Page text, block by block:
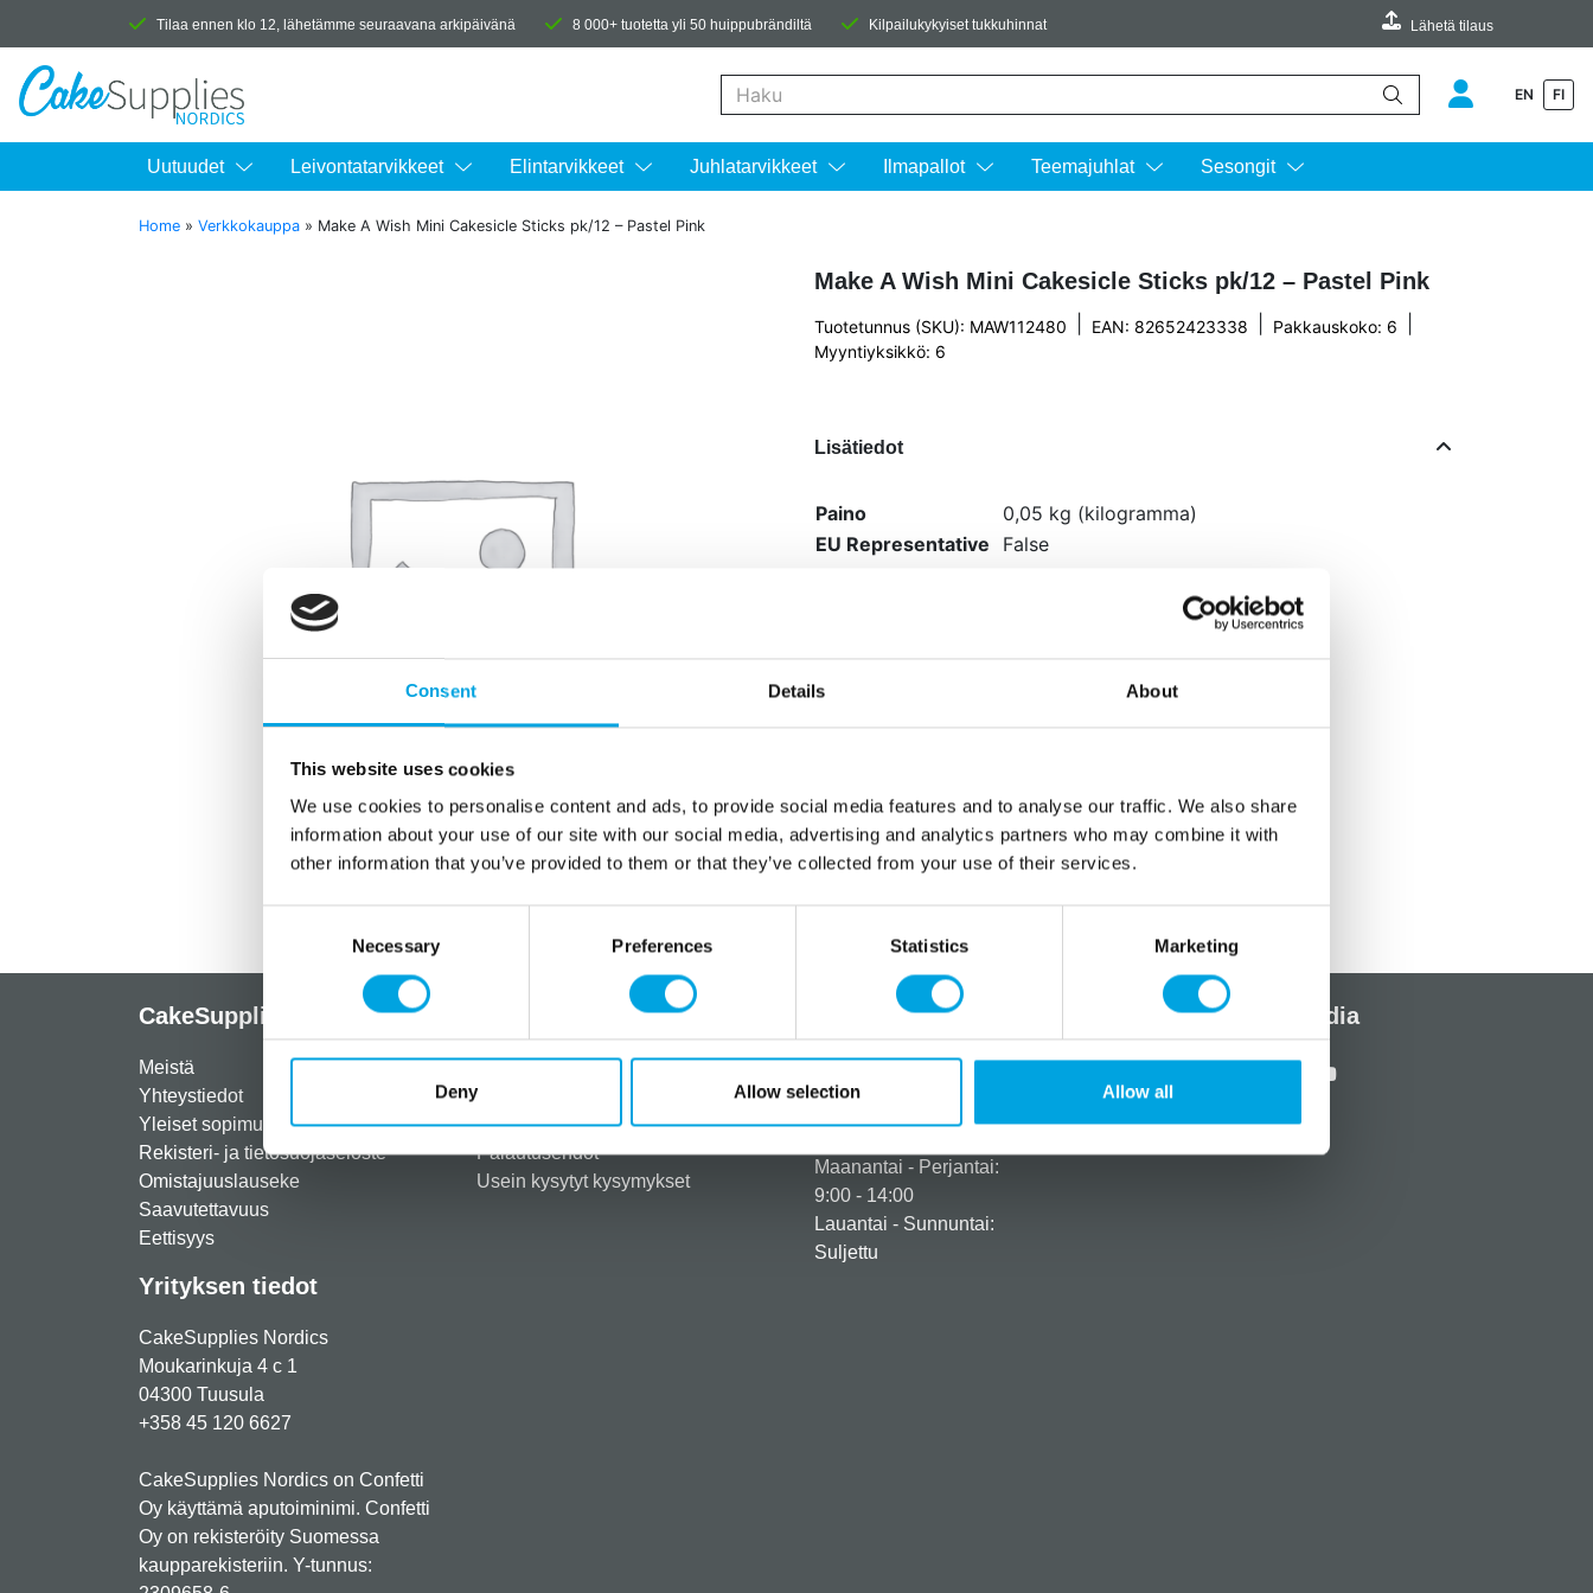
Consent Details About
This website uses cookies
We use cookies to personalise content and ads, to provide social media features and to analyse our traffic. We also share
information about your use of our site with our social media, advertising and analytics partners who may combine it with
other information that you’ve provided to them or that they’ve collected from your use of their services.
Necessary Preferences Statistics Marketing
Deny Allow selection Allow all
Tilaa ennen klo 12, lähetämme seuraavana arkipäivänä 8 000+ tuotetta yli 50 huippubrändiltä Kilpailukykyiset tukkuhinnat Lähetä tilaus
EN FI
Uutuudet Leivontatarvikkeet Elintarvikkeet Juhlatarvikkeet Ilmapallot Teemajuhlat Sesongit
Home » Verkkokauppa » Make A Wish Mini Cakesicle Sticks pk/12 – Pastel Pink
Make A Wish Mini Cakesicle Sticks pk/12 – Pastel Pink
Tuotetunnus (SKU): MAW112480 EAN: 82652423338 Pakkauskoko: 6
Myyntiyksikkö: 6
Lisätiedot
Paino
0,05 kg (kilogramma)
EU Representative
False
CakeSupplies Nordics
Meistä
Yhteystiedot
Yleiset sopimusehdot
Rekisteri- ja tietosuojaseloste
Omistajuuslauseke
Saavutettavuus
Eettisyys
Yrityksen tiedot
CakeSupplies Nordics
Moukarinkuja 4 c 1
04300 Tuusula
+358 45 120 6627
CakeSupplies Nordics on Confetti
Oy käyttämä aputoiminimi. Confetti
Oy on rekisteröity Suomessa
kaupparekisteriin. Y-tunnus:
Rekisteröidy yritysasiakkaaksi
Maksutiedot ja maksuvaihtoehdot
Toimitusehdot
Palautusehdot
Usein kysytyt kysymykset
Tarvitsetko apua?
+358 45 120 6627
Maanantai - Perjantai:
9:00 - 14:00
Lauantai - Sunnuntai:
Suljettu
Sosiaalinen media